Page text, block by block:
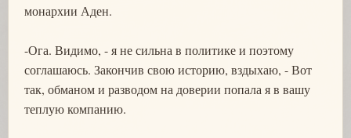
монархии Аден.
-Ога. Видимо, - я не сильна в политике и поэтому
соглашаюсь. Закончив свою историю, вздыхаю, - Вот
так, обманом и разводом на доверии попала я в вашу
теплую компанию.